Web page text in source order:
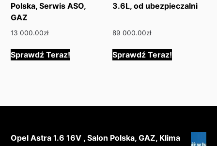
Polska, Serwis ASO,
GAZ
13 000.00zł
Sprawdź Teraz!
3.6L, od ubezpieczalni
89 000.00zł
Sprawdź Teraz!
Opel Astra 1.6 16V , Salon Polska, GAZ, Klima